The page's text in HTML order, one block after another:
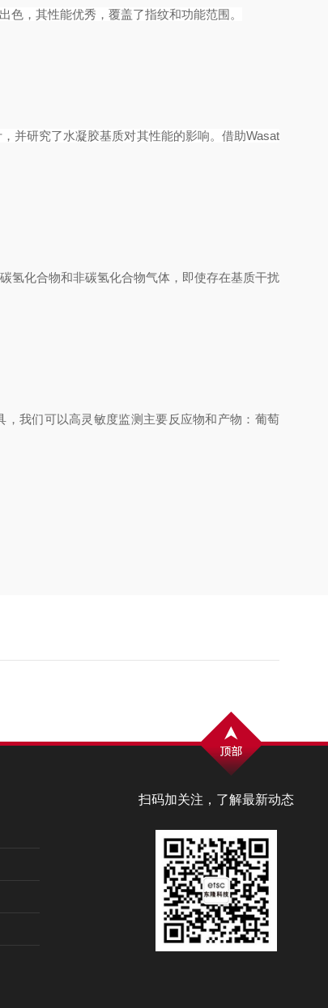
色，其性能优秀 ，覆盖了指纹和功能范围。
并研究了水凝胶基质对其性能的影响。借助Wasat
氢化合物和非碳氢化合物气体，即使存在基质干扰
我们可以高灵敏度监测主要反应物和产物：葡萄
扫码加关注，了解最新动态